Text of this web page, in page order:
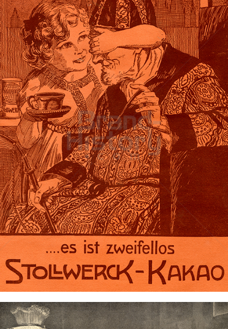
STOLLWERCK Stollwerck Aktiengesellschaft 1908
Bild-ID: 73510